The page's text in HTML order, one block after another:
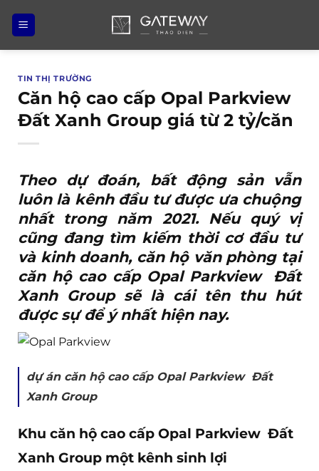
qua
nội
TIN THỊ TRƯỜNG
Căn hộ cao cấp Opal Parkview
Đất Xanh Group giá từ 2 tỷ/căn
Theo dự đoán, bất động sản vẫn
luôn là kênh đầu tư được ưa chuộng
nhất trong năm 2021. Nếu quý vị
cũng đang tìm kiếm thời cơ đầu tư
và kinh doanh, căn hộ văn phòng tại
căn hộ cao cấp Opal Parkview Đất
Xanh Group sẽ là cái tên thu hút
được sự để ý nhất hiện nay.
dự án căn hộ cao cấp Opal Parkview Đất
Xanh Group
Khu căn hộ cao cấp Opal Parkview Đất
Xanh Group một kênh sinh lợi